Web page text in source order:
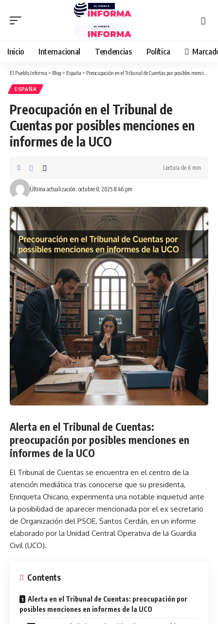
Inicio Internacional Tendencias Política
El Pueblo Informa > Blog > España > Preocupación en el Tribunal de Cuentas por posibles menciones en informes de la UCO
ESPAÑA
Preocupación en el Tribunal de
Cuentas por posibles menciones en
informes de la UCO
Última actualización: octubre 8, 2025 8:46 pm
Lectura de 6 min
Alerta en el Tribunal de Cuentas:
preocupación por posibles menciones en
informes de la UCO
El Tribunal de Cuentas se encuentra en el centro de la
atención mediática tras conocerse que su presidenta,
Enriqueta Chicano, experimenta una notable inquietud ante
la posibilidad de aparecer mencionada por el ex secretario
de Organización del PSOE, Santos Cerdán, en un informe
elaborado por la Unidad Central Operativa de la Guardia
Civil (UCO).
Contents
Alerta en el Tribunal de Cuentas: preocupación por
posibles menciones en informes de la UCO